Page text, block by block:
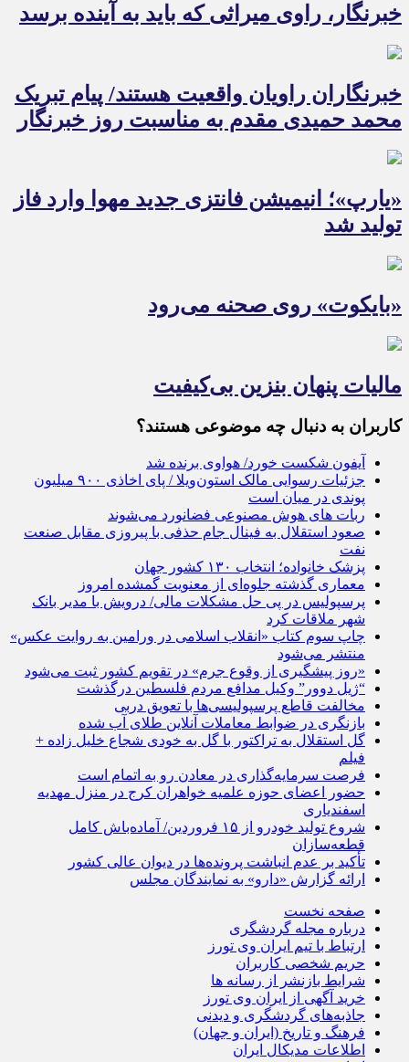
خبرنگار، راوی میراثی که باید به آینده برسد
خبرنگاران راویان واقعیت هستند/ پیام تبریک
محمد حمیدی مقدم به مناسبت روز خبرنگار
«یارپ»؛ انیمیشن فانتزی جدید مهوا وارد فاز
تولید شد
«بایکوت» روی صحنه می‌رود
مالیات پنهان بنزین بی‌کیفیت
کاربران به دنبال چه موضوعی هستند؟
آیفون شکست خورد/ هواوی برنده شد
جزئیات رسوایی مالک استون‌ویلا / پای اخاذی ۹۰۰ میلیون
پوندی در میان است
ربات‌ های هوش مصنوعی فضانورد می‌شوند
صعود استقلال به فینال جام حذفی با پیروزی مقابل صنعت
نفت
پزشک خانواده؛ انتخاب ۱۳۰ کشور جهان
معماری گذشته جلوه‌ای از معنویت گمشده امروز
پرسپولیس در پی حل مشکلات مالی/ درویش با مدیر بانک
شهر ملاقات کرد
چاپ سوم کتاب «انقلاب اسلامی در ورامین به روایت عکس»
منتشر می‌شود
«روز پیشگیری از وقوع جرم» در تقویم کشور ثبت می‌شود
“ژیل دوور” وکیل مدافع مردم فلسطین درگذشت
مخالفت قاطع پرسپولیسی‌ها با تعویق دربی
بازنگری در ضوابط معاملات آنلاین طلای آب شده
گل استقلال به تراکتور با گل به خودی شجاع خلیل زاده +
فیلم
فرصت سرمایه‌گذاری در معادن رو به اتمام است
حضور اعضای حوزه علمیه خواهران کرج در منزل مهدیه
اسفندیاری
شروع تولید خودرو از ۱۵ فروردین/ آماده‌باش کامل
قطعه‌سازان
تأکید بر عدم انباشت پرونده‌ها در دیوان عالی کشور
ارائه گزارش «دارو» به نمایندگان مجلس
صفحه نخست
درباره مجله گردشگری
ارتباط با تیم ایران وی تورز
حریم شخصی کاربران
شرایط بازنشر از رسانه ها
خرید آگهی از ایران وی تورز
جاذبه‌های گردشگری و دیدنی
فرهنگ و تاریخ (ایران و جهان)
اطلاعات مدیکال ایران